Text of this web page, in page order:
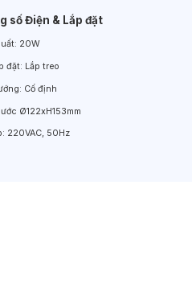
số Điện & Lắp đặt
20W
đặt: Lắp treo
Cố định
Ø122xH153mm
220VAC, 50Hz